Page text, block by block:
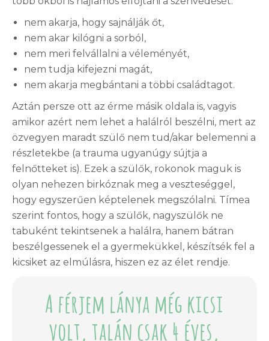
nem akarja, hogy sajnálják őt,
nem akar kilógni a sorból,
nem meri felvállalni a véleményét,
nem tudja kifejezni magát,
nem akarja megbántani a többi családtagot.
Aztán persze ott az érme másik oldala is, vagyis
amikor azért nem lehet a halálról beszélni, mert az
özvegyen maradt szülő nem tud/akar belemenni a
részletekbe (a trauma ugyanúgy sújtja a
felnőtteket is). Ezek a szülők, rokonok maguk is
olyan nehezen birkóznak meg a veszteséggel,
hogy egyszerűen képtelenek megszólalni. Tímea
szerint fontos, hogy a szülők, nagyszülők ne
tabuként tekintsenek a halálra, hanem bátran
beszélgessenek el a gyermekükkel, készítsék fel a
kicsiket az elmúlásra, hiszen ez az élet rendje.
A férjem lánya még kicsi
volt, talán csak 4 éves,